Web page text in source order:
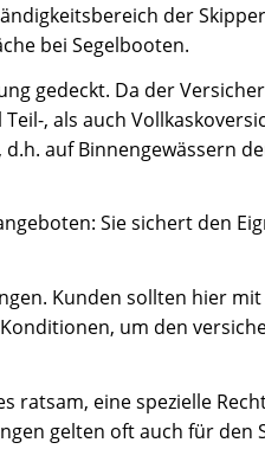
der
bei Segelbooten.
gedeckt. Da der
, als auch
auf Binnengewässern
Sie sichert den
Kunden sollten hier
um den
ratsam, eine spezielle
gelten oft auch für den